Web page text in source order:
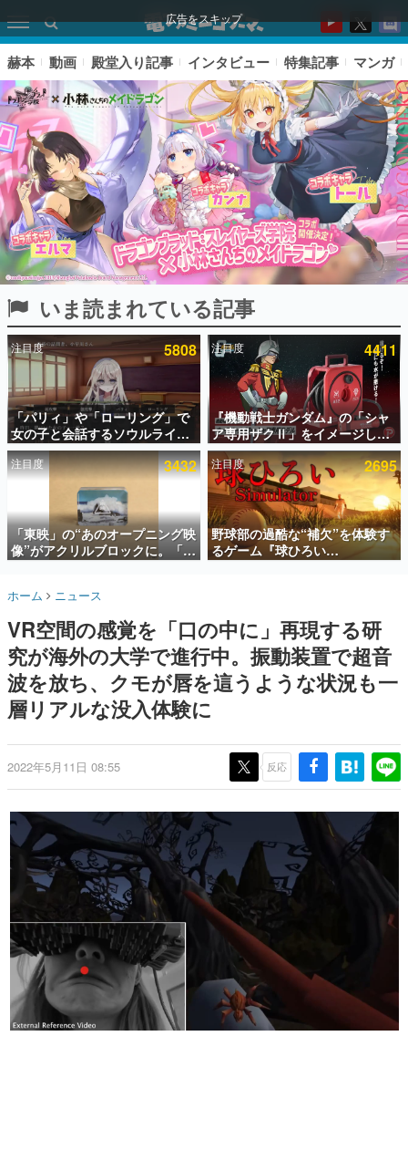
広告をスキップ
ピックアップ
電ファミのいま読まれている記事ランキング
アプリセール情報
インタビュー
連載・特集一覧
殿堂入り記事
SNS拡散数が数千以上！ ページビュー数万以上！ などな
ど。多くの人々に読まれた、電ファミ渾身の“殿堂入り”記
事をまとめました。
名作ゲームクリエイターの方々に製作時のエピソードをお
きます。
赫本
この物語を解いてはいけない。『赫本』は、〈試験問題〉
の形をした短編ホラー小説集です。
これからのデジタルゲーム市場を担う若きクリエイター達
の姿を追い、彼らのルーツと情熱を探っていきます。
ゲームに多大な影響を受けた作家さんに取材し、ゲームが
日本のコンテンツ産業やカルチャーに与えた影響を探る企
画です。
日本モバイルゲーム産業史
日本のモバイルゲーム史における主要なトピック・タイト
ルを網羅するほか、開発者へのインタビューや識者による
解説を掲載。約20年の歴史が一望できる決定版！
若ゲのいたり〜ゲームクリエイターの青春〜
『うつヌケ』『ペンと箸』等で知られるマンガ家・田中圭
一先生によるゲーム業界レポートマンガです。
なんでゲームは面白い？
赫本 動画 殿堂入り記事 インタビュー 特集記事 マンガ
いま読まれている記事
注目度 5808
「パリィ」や「ローリング」で
女の子と会話するソウルライク
恋愛ゲーム『小早川さんはソウ
ルライク』無料公開。返事に失
敗すると「YOU DIED」
注目度 4411
『機動戦士ガンダム』の「シャ
ア専用ザクⅡ」をイメージした
散水ホースリールが予約開始。
本体にはシャアのパーソナルマ
ークやジオン公国軍のエンブレ
ム、型式番号などを配置
注目度 3432
「東映」の“あのオープニング映
像”がアクリルブロックに。「東
映ヒストリカル グッズコレクシ
注目度 2695
野球部の過酷な“補欠”を体験す
るゲーム『球ひろい
Simulator』が「1件」のウィッ
プロ野球選手から称賛の声
ホーム ニュース
VR空間の感覚を「口の中に」再現する研
究が海外の大学で進行中。振動装置で超音
波を放ち、クモが唇を這うような状況も一
層リアルな没入体験に
2022年5月11日 08:55 反応